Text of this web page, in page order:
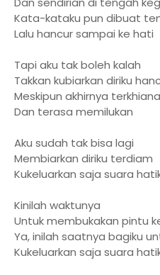
Kata-kataku pun dibuat
Lalu hancur sampai ke hati
Tapi aku tak boleh kalah
Takkan kubiarkan diriku
Meskipun akhirnya
Dan terasa memilukan
Aku sudah tak bisa lagi
Membiarkan diriku terdiam
Kukeluarkan saja suara
Kinilah waktunya
Untuk membukakan pintu
Ya, inilah saatnya bagiku
Kukeluarkan saja suara